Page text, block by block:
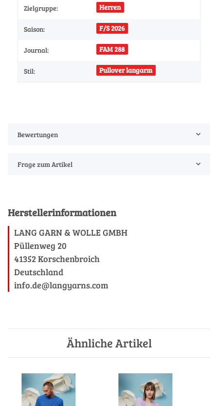
Zielgruppe: Herren
Saison: F/S 2026
Journal: FAM 288
Stil: Pullover langarm
Bewertungen
Frage zum Artikel
Herstellerinformationen
LANG GARN & WOLLE GMBH
Püllenweg 20
41352 Korschenbroich
Deutschland
info.de@langyarns.com
Ähnliche Artikel